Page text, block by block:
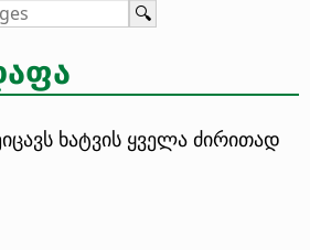
ხატვის ყველა ძირითად